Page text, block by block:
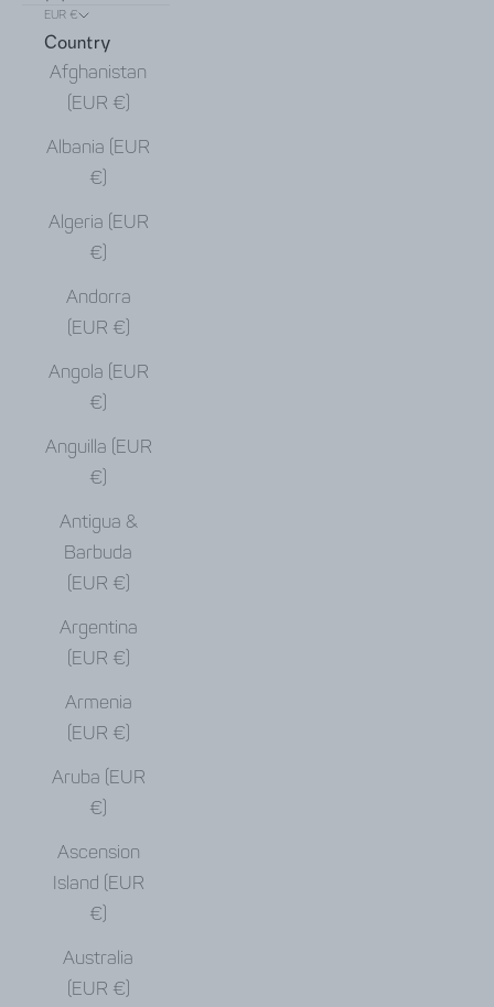
EUR €
Country
Afghanistan
(EUR €)
Albania (EUR
€)
Algeria (EUR
€)
Andorra
(EUR €)
Angola (EUR
€)
Anguilla (EUR
€)
Antigua &
Barbuda
(EUR €)
Argentina
(EUR €)
Armenia
(EUR €)
Aruba (EUR
€)
Ascension
Island (EUR
€)
Australia
(EUR €)